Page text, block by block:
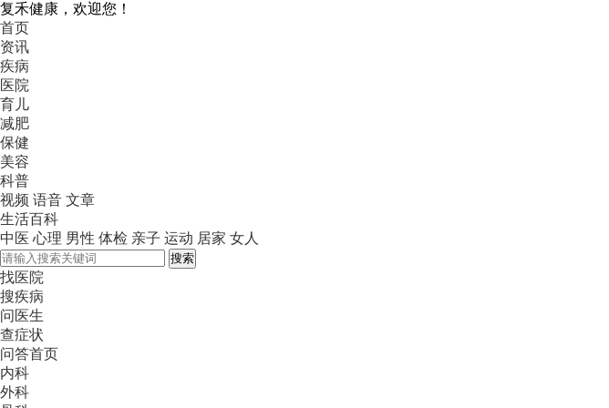
复禾健康，欢迎您！
首页
资讯
疾病
医院
育儿
减肥
保健
美容
科普
视频 语音 文章
生活百科
中医 心理 男性 体检 亲子 运动 居家 女人
搜索
找医院
搜疾病
问医生
查症状
问答首页
内科
外科